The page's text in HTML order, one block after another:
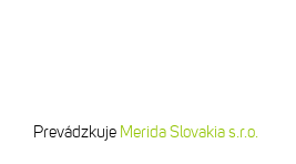
Prevádzkuje Merida Slovakia s.r.o.